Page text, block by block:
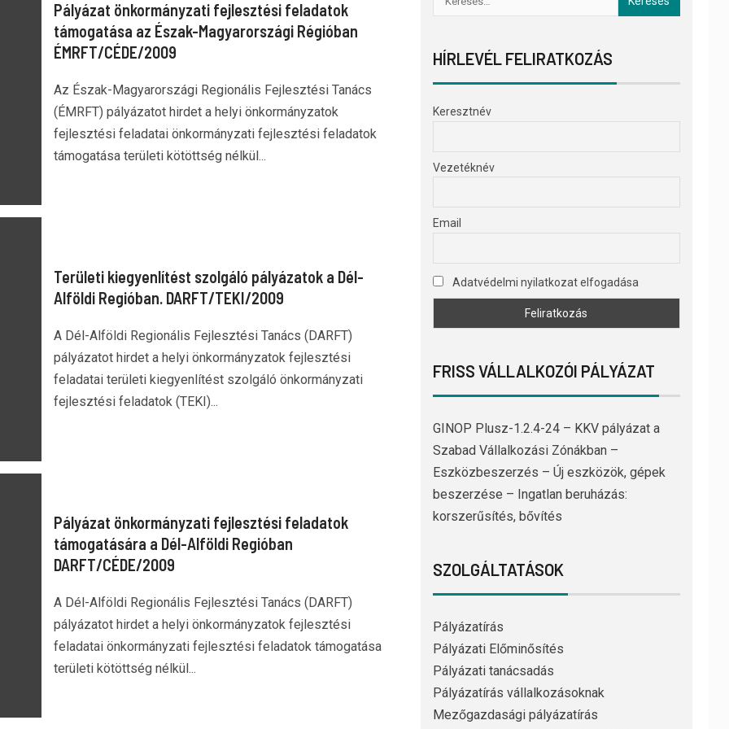
Pályázat önkormányzati fejlesztési feladatok
támogatása az Észak-Magyarországi Régióban
ÉMRFT/CÉDE/2009
Az Észak-Magyarországi Regionális Fejlesztési Tanács
(ÉMRFT) pályázatot hirdet a helyi önkormányzatok
fejlesztési feladatai önkormányzati fejlesztési feladatok
támogatása területi kötöttség nélkül...
Területi kiegyenlítést szolgáló pályázatok a Dél-
Alföldi Regióban. DARFT/TEKI/2009
A Dél-Alföldi Regionális Fejlesztési Tanács (DARFT)
pályázatot hirdet a helyi önkormányzatok fejlesztési
feladatai területi kiegyenlítést szolgáló önkormányzati
fejlesztési feladatok (TEKI)...
Pályázat önkormányzati fejlesztési feladatok
támogatására a Dél-Alföldi Regióban
DARFT/CÉDE/2009
A Dél-Alföldi Regionális Fejlesztési Tanács (DARFT)
pályázatot hirdet a helyi önkormányzatok fejlesztési
feladatai önkormányzati fejlesztési feladatok támogatása
területi kötöttség nélkül...
HÍRLEVÉL FELIRATKOZÁS
Keresztnév
Vezetéknév
Email
Adatvédelmi nyilatkozat elfogadása
FRISS VÁLLALKOZÓI PÁLYÁZAT
GINOP Plusz-1.2.4-24 – KKV pályázat a
Szabad Vállalkozási Zónákban –
Eszközbeszerzés – Új eszközök, gépek
beszerzése – Ingatlan beruházás:
korszerűsítés, bővítés
SZOLGÁLTATÁSOK
Pályázatírás
Pályázati Előminősítés
Pályázati tanácsadás
Pályázatírás vállalkozásoknak
Mezőgazdasági pályázatírás